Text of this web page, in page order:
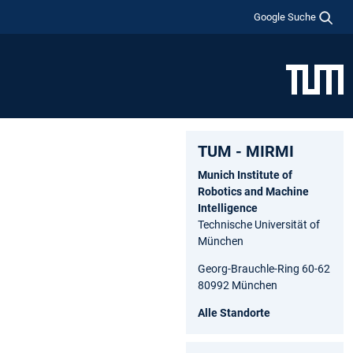
Google Suche
TUM - MIRMI
Munich Institute of
Robotics and Machine
Intelligence
Technische Universität of
München
Georg-Brauchle-Ring 60-62
80992 München
Alle Standorte